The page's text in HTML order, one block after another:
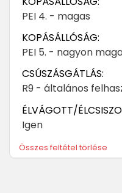
PEI 4. - magas
KOPÁSÁLLÓSÁG:
PEI 5. - nagyon
CSÚSZÁSGÁTLÁS:
R9 - általános
ÉLVÁGOTT/
Igen
Összes feltétel törlése